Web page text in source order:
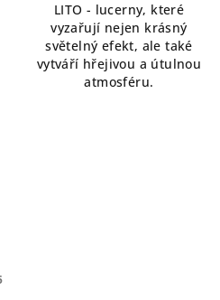
LITO - lucerny, které
vyzařují nejen krásný
světelný efekt, ale také
vytváří hřejivou a útulnou
atmosféru.